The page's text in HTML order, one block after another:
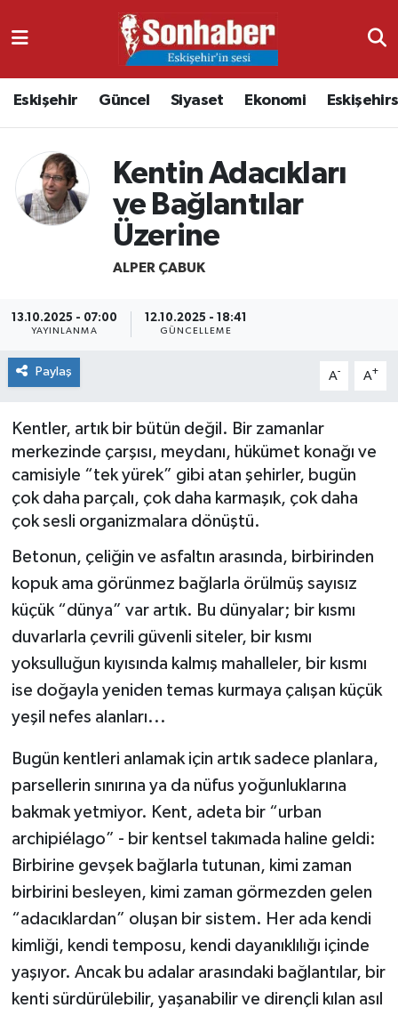
Eskişehir Güncel Siyaset Ekonomi
Kentin Adacıkları
ve Bağlantılar
Üzerine
ALPER ÇABUK
13.10.2025 - 07:00
YAYINLANMA
12.10.2025 - 18:41
GÜNCELLEME
Paylaş A- A+
Kentler, artık bir bütün değil. Bir zamanlar
merkezinde çarşısı, meydanı, hükümet konağı ve
camisiyle “tek yürek” gibi atan şehirler, bugün
çok daha parçalı, çok daha karmaşık, çok daha
çok sesli organizmalara dönüştü.
Betonun, çeliğin ve asfaltın arasında, birbirinden
kopuk ama görünmez bağlarla örülmüş sayısız
küçük “dünya” var artık. Bu dünyalar; bir kısmı
duvarlarla çevrili güvenli siteler, bir kısmı
yoksulluğun kıyısında kalmış mahalleler, bir kısmı
ise doğayla yeniden temas kurmaya çalışan küçük
yeşil nefes alanları...
Bugün kentleri anlamak için artık sadece planlara,
parsellerin sınırına ya da nüfus yoğunluklarına
bakmak yetmiyor. Kent, adeta bir “urban
archipiélago” - bir kentsel takımada haline geldi:
Birbirine gevşek bağlarla tutunan, kimi zaman
birbirini besleyen, kimi zaman görmezden gelen
“adacıklardan” oluşan bir sistem. Her ada kendi
kimliği, kendi temposu, kendi dayanıklılığı içinde
yaşıyor. Ancak bu adalar arasındaki bağlantılar, bir
kenti sürdürülebilir, yaşanabilir ve dirençli kılan asıl
Ekonomi
Güncel
Kültür & Sanat
Resmi İlanlar
Sağlık
Siyaset
Spor
Nöbetçi Eczaneler
Namaz Vakitleri
Trafik Durumu
Süper Lig Puan Durumu ve Fikstür
Son Dakika Haberleri
Haber Arşivi